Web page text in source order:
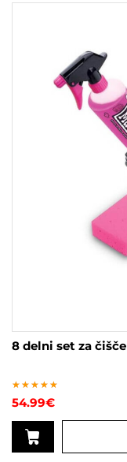
8 delni set za
Ocenjeno
5.00
54.99€